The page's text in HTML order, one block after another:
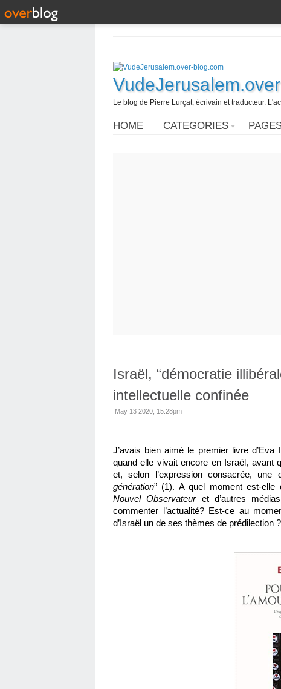
Le blog de Pierre Lurçat, écrivain et traducteur.
HOME CATEGORIES
Israël, “démocratie
intellectuelle confinée
May 13 2020, 15:28pm
J’avais bien aimé le premier livre d’Eva
quand elle vivait encore en Israël, avant
et, selon l’expression consacrée, une
génération
Nouvel Observateur et d’autres
commenter l’actualité? Est-ce au
d’Israël un de ses thèmes de prédilection